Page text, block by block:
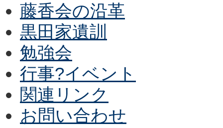
藤香会の沿革
黒田家遺訓
勉強会
行事?イベント
関連リンク
お問い合わせ